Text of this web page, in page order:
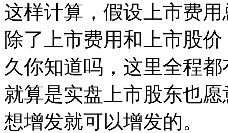
这样计算，假设上市费
除了上市费用和上市股
久你知道吗，这里全程
就算是实盘上市股东也
想增发就可以增发的。